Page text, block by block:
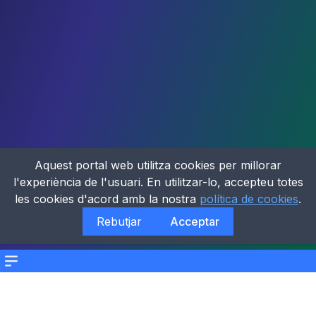
Menu
Aquest portal web utilitza cookies per millorar
l'experiència de l'usuari. En utilitzar-lo, accepteu totes
les cookies d'acord amb la nostra política de cookies.
Rebutjar
Acceptar